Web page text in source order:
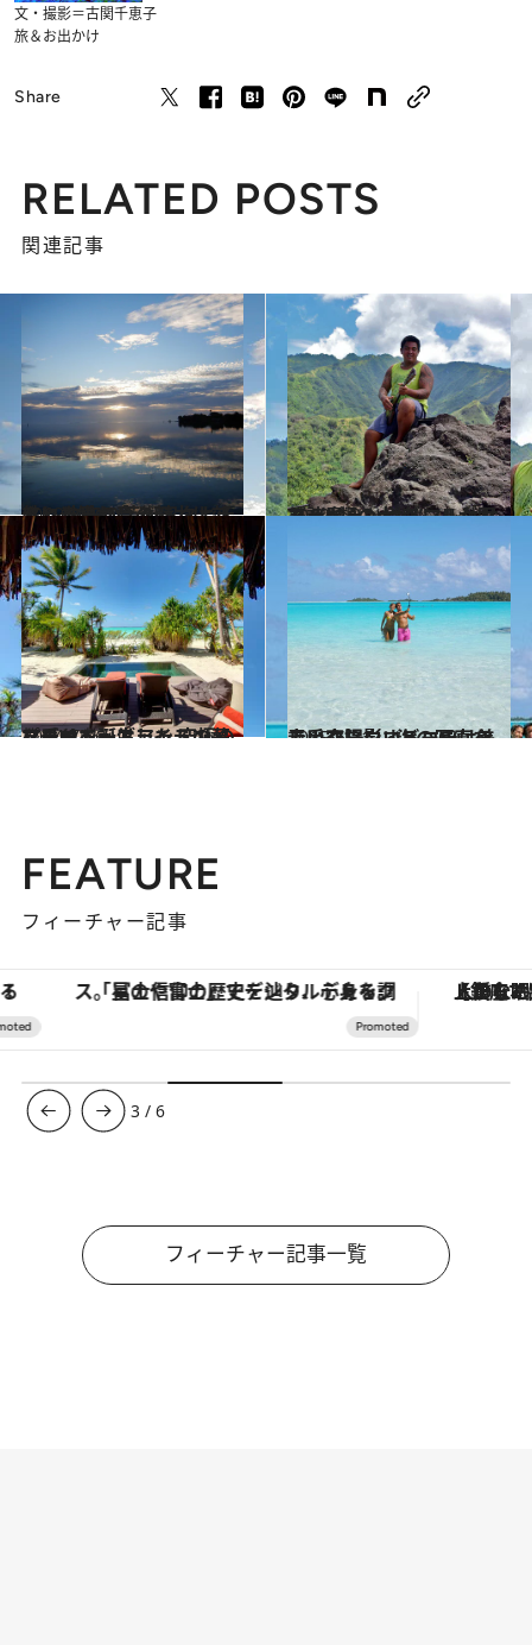
文・撮影＝古関千恵子
旅＆お出かけ
Share
RELATED POSTS
関連記事
2019.9.3
タヒチ島の真の魅力は郊外に 生来の芸術家タヒチアンと触れ合う
旅＆お出かけ 2019.9.2
ゴーギャンやブレルが眠る “人類の大地”マルケサス諸島
旅＆お出かけ
2014.7.16
マーロン・ブランドの夢を乗せて誕生した 究極のプライベートアイランドリゾート
旅＆お出かけ 2015.6.21
青い空、白いビーチ、美しい夕陽……海の写真を上手く撮影するコツは？
ライフスタイル
FEATURE
フィーチャー記事
「星のや富士」でデジタルデトックス。冨士信仰の歴史を辿り、心身を調える。 【銀座で出合う最旬美容】美髪ケアや
3 /6
フィーチャー記事一覧